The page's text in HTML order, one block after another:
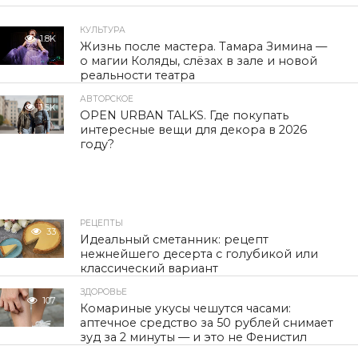
1.8K
КУЛЬТУРА
Жизнь после мастера. Тамара Зимина —
о магии Коляды, слёзах в зале и новой
реальности театра
1.5K
АВТОРСКОЕ
OPEN URBAN TALKS. Где покупать
интересные вещи для декора в 2026
году?
33
РЕЦЕПТЫ
Идеальный сметанник: рецепт
нежнейшего десерта с голубикой или
классический вариант
107
ЗДОРОВЬЕ
Комариные укусы чешутся часами:
аптечное средство за 50 рублей снимает
зуд за 2 минуты — и это не Фенистил